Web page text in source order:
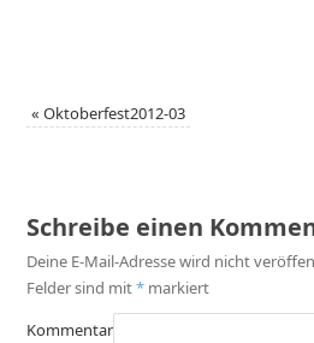
« Oktoberfest2012-03
Schreibe einen
Deine E-Mail-Adresse wird nicht
Felder sind mit*markiert
Kommentar